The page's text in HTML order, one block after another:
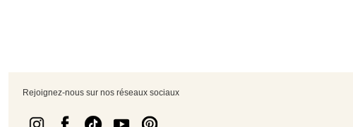
Rejoignez-nous sur nos réseaux sociaux